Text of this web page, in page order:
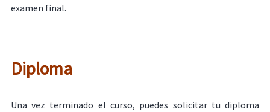
examen final.
Diploma
Una vez terminado el curso, puedes solicitar tu diploma